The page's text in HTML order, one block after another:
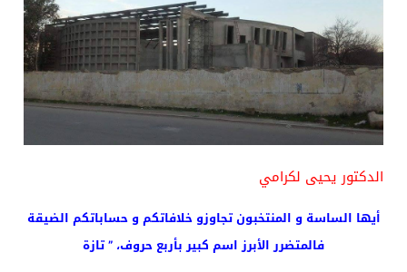
الدكتور يحيى لكرامي
أيها الساسة و المنتخبون تجاوزو خلافاتكم و حساباتكم الضيقة
فالمتضرر الأبرز اسم كبير بأربع حروف، ” تازة